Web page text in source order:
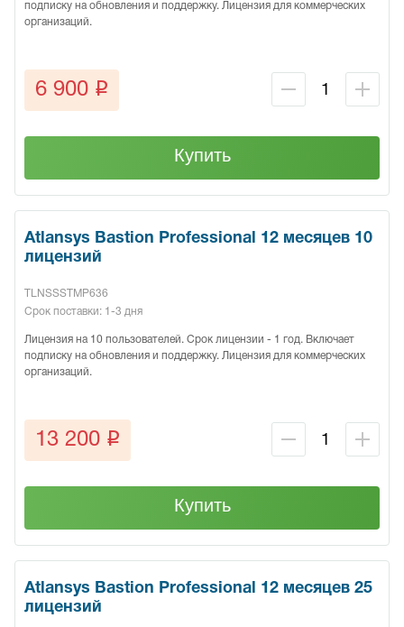
подписку на обновления и поддержку. Лицензия для коммерческих
организаций.
6 900 q
Купить
Atlansys Bastion Professional 12 месяцев 10
лицензий
TLNSSSTMP636
Срок поставки: 1-3 дня
Лицензия на 10 пользователей. Срок лицензии - 1 год. Включает
подписку на обновления и поддержку. Лицензия для коммерческих
организаций.
13 200 q
Купить
Atlansys Bastion Professional 12 месяцев 25
лицензий